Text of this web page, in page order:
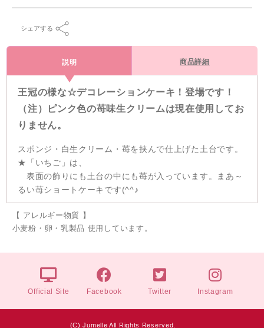
シェアする
説明 商品詳細
王冠の様な☆デコレーションケーキ！登場です！
（注）ピンク色の苺味生クリームは現在使用してお
りません。
スポンジ・白生クリーム・苺を挟んで仕上げた土台です。
★「いちご」は、
表面の飾りにも土台の中にも苺が入っています。まあ～
るい苺ショートケーキです(^^♪
【 アレルギー物質 】
小麦粉・卵・乳製品 使用しています。
Official Site Facebook Twitter Instagram
(C) Jumelle All Rights Reserved.